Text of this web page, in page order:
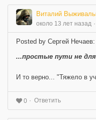
Виталий
около 13 лет назад
Posted by Сергей Нечаев:
...простые пути не для
И то верно... "Тяжело в
0 Ответить